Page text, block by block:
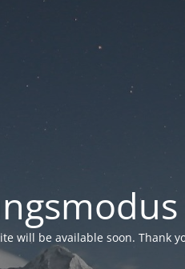
will be available soon. Thank